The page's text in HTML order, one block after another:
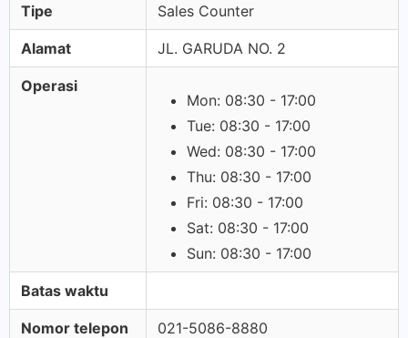
Tipe Sales Counter
Alamat JL. GARUDA NO. 2
Operasi
Mon: 08:30 - 17:00
Tue: 08:30 - 17:00
Wed: 08:30 - 17:00
Thu: 08:30 - 17:00
Fri: 08:30 - 17:00
Sat: 08:30 - 17:00
Sun: 08:30 - 17:00
Batas waktu
Nomor telepon 021-5086-8880